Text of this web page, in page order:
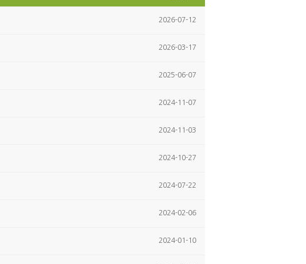
2026-07-12
2026-03-17
2025-06-07
2024-11-07
2024-11-03
2024-10-27
2024-07-22
2024-02-06
2024-01-10